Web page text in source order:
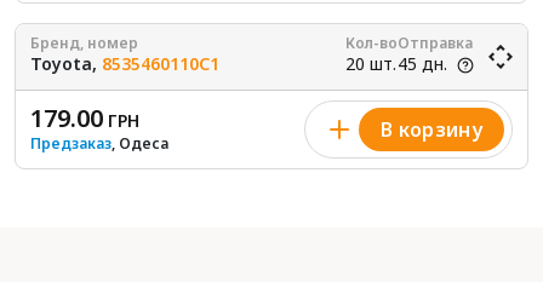
Бренд, номер
Toyota, 8535460110C1
Кол-во
20 шт.
Отправка
45 дн.
179.00 ГРН
Предзаказ, Одеса
В корзину